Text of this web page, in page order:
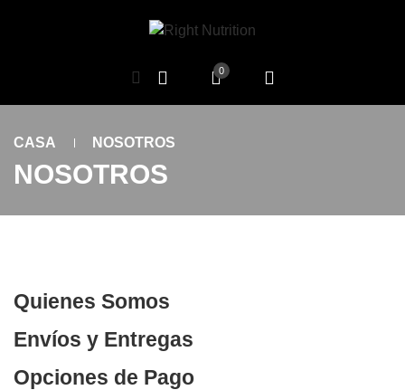
0
CASA NOSOTROS
NOSOTROS
Quienes Somos
Envíos y Entregas
Opciones de Pago